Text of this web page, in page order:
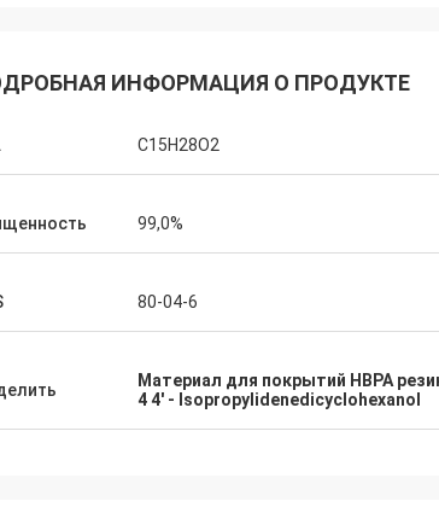
с вами.
ожидания,
подгоняя,
ИНФОРМАЦИЯ О ПРОДУКТЕ
C15H28O2
99,0%
80-04-6
Материал для покрытий HBPA
4 4' - Isopropylidenedicyclohexanol